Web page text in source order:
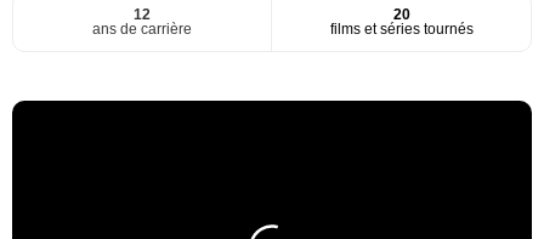
12
ans de carrière
20
films et séries tournés